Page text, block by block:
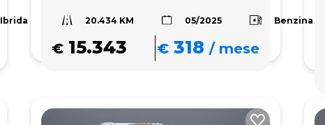
Ibrida 20.434 KM 05/2025 Benzina
€ 15.343 € 318 /mese